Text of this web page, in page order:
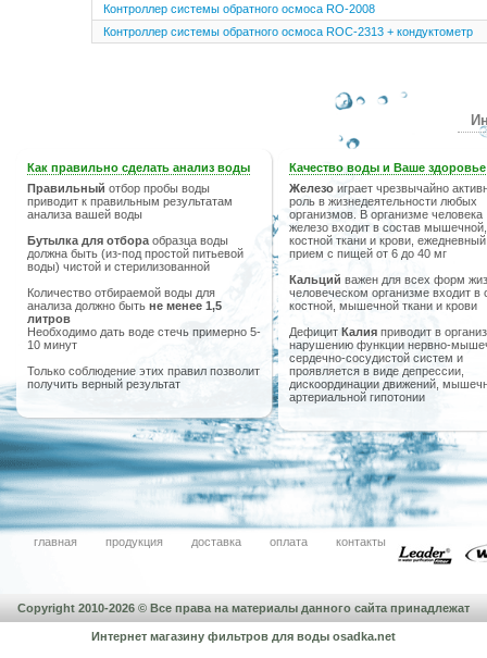
Контроллер системы обратного осмоса RO-2008
Контроллер системы обратного осмоса ROC-2313 + кондуктометр
Как правильно сделать анализ воды
Правильный отбор пробы воды
приводит к правильным результатам
анализа вашей воды
Бутылка для отбора образца воды
должна быть (из-под простой питьевой
воды) чистой и стерилизованной
Количество отбираемой воды для
анализа должно быть не менее 1,5
литров
Необходимо дать воде стечь примерно 5-
10 минут
Только соблюдение этих правил позволит
получить верный результат
Качество воды и Ваше здоровье
Железо играет чрезвычайно
роль в жизнедеятельности любых
организмов. В организме человека
железо входит в состав мышечной,
костной ткани и крови, ежедневный
прием с пищей от 6 до 40 мг
Кальций важен для всех форм
человеческом организме входит в
костной, мышечной ткани и крови
Дефицит Калия приводит в
нарушению функции нервно-
сердечно-сосудистой систем и
проявляется в виде депрессии,
дискоординации движений,
артериальной гипотонии
главная продукция доставка оплата контакты
Copyright 2010-2026 © Все права на материалы данного сайта принадлежат
Интернет магазину фильтров для воды osadka.net